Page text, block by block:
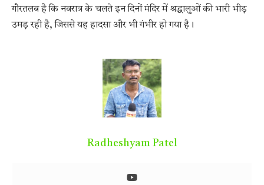
गौरतलब है कि नवरात्रके चलते इन दिनों मंदिर में श्रद्धालुओं की भारी भीड़
उमड़ रही है, जिससे यह हादसा और भी गंभीर हो गया है।
Radheshyam Patel